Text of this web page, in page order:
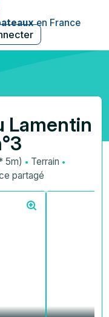
en France
Lamentin
5m) · Terrain ·
partagé